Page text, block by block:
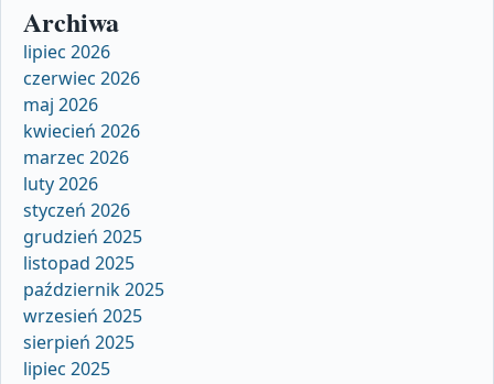
Archiwa
lipiec 2026
czerwiec 2026
maj 2026
kwiecień 2026
marzec 2026
luty 2026
styczeń 2026
grudzień 2025
listopad 2025
październik 2025
wrzesień 2025
sierpień 2025
lipiec 2025